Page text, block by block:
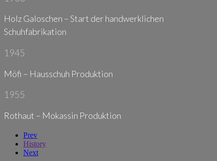
Holz Galoschen – Start der handwerklichen
Schuhfabrikation
1945
Möfi – Hausschuh Produktion
1955
Rothaut – Mokassin Produktion
Prev
History
Next